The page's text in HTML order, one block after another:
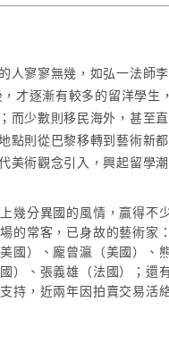
人寥寥無幾，如弘一法
才逐漸有較多的留洋學
而少數則移民海外，甚
點則從巴黎移轉到藝術
術觀念引入，興起留學
幾分異國的風情，贏得
的常客，已身故的藝術
國）、龐曾瀛（美國）
）、張義雄（法國）；
持，近兩年因拍賣交易